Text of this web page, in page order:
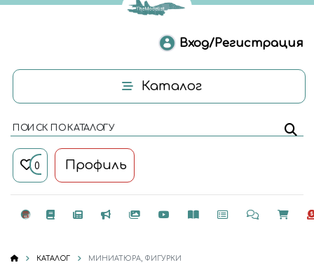
Вход/Регистрация
Каталог
ПОИСК ПО КАТАЛОГУ
0 Профиль
КАТАЛОГ МИНИАТЮРА, ФИГУРКИ